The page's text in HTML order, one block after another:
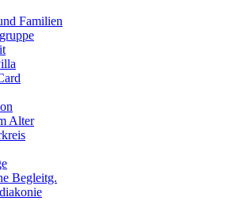
Familien
Alter
Begleitg.